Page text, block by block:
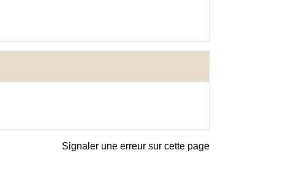
Signaler une erreur sur cette page